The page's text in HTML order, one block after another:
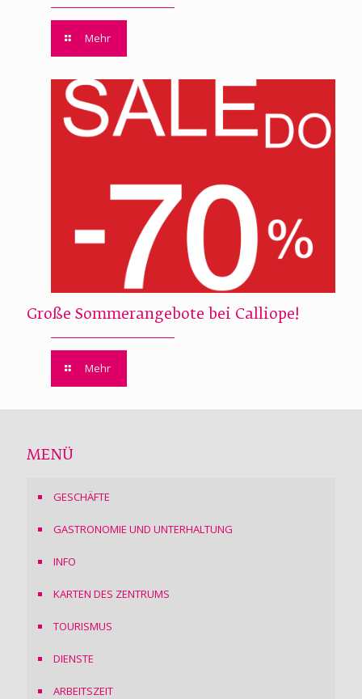
Mehr
Große Sommerangebote bei Calliope!
Mehr
MENÜ
GESCHÄFTE
GASTRONOMIE UND UNTERHALTUNG
INFO
KARTEN DES ZENTRUMS
TOURISMUS
DIENSTE
ARBEITSZEIT